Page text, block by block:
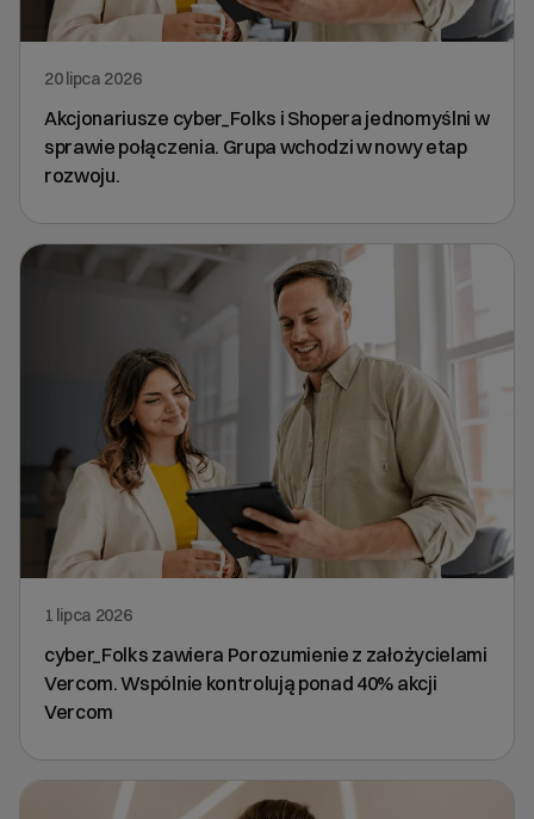
20 lipca 2026
Akcjonariusze cyber_Folks i Shopera jednomyślni w
sprawie połączenia. Grupa wchodzi w nowy etap
rozwoju.
1 lipca 2026
cyber_Folks zawiera Porozumienie z założycielami
Vercom. Wspólnie kontrolują ponad 40% akcji
Vercom